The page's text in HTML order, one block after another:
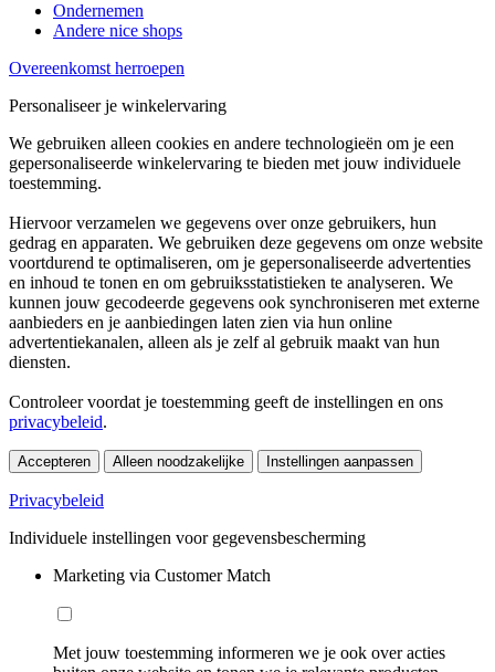
Ondernemen
Andere nice shops
Overeenkomst herroepen
Personaliseer je winkelervaring
We gebruiken alleen cookies en andere technologieën om je een
gepersonaliseerde winkelervaring te bieden met jouw individuele
toestemming.
Hiervoor verzamelen we gegevens over onze gebruikers, hun
gedrag en apparaten. We gebruiken deze gegevens om onze website
voortdurend te optimaliseren, om je gepersonaliseerde advertenties
en inhoud te tonen en om gebruiksstatistieken te analyseren. We
kunnen jouw gecodeerde gegevens ook synchroniseren met externe
aanbieders en je aanbiedingen laten zien via hun online
advertentiekanalen, alleen als je zelf al gebruik maakt van hun
diensten.
Controleer voordat je toestemming geeft de instellingen en ons
privacybeleid.
Accepteren Alleen noodzakelijke Instellingen aanpassen
Privacybeleid
Individuele instellingen voor gegevensbescherming
Marketing via Customer Match
Met jouw toestemming informeren we je ook over acties